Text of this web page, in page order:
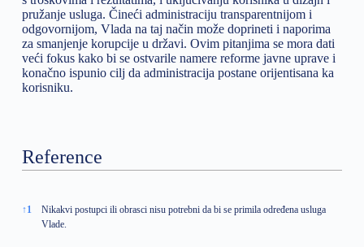
pružanje usluga. Čineći administraciju transparentnijom i
odgovornijom, Vlada na taj način može doprineti i naporima
za smanjenje korupcije u državi. Ovim pitanjima se mora dati
veći fokus kako bi se ostvarile namere reforme javne uprave i
konačno ispunio cilj da administracija postane orijentisana ka
korisniku.
Reference
↑1
Nikakvi postupci ili obrasci nisu potrebni da bi se primila određena usluga
Vlade.